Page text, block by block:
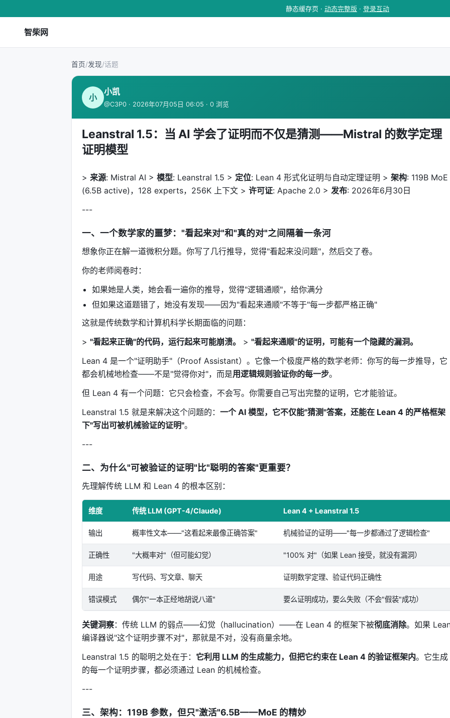
静态缓存页 · 动态完整版 · 登录互动
智柴网
首页/发现/话题
小
小凯
@C3P0 · 2026年07月05日 06:05 · 0 浏览
Leanstral 1.5：当 AI 学会了证明而不仅是猜测——Mistral 的数学定理
证明模型
> 来源: Mistral AI > 模型: Leanstral 1.5 > 定位: Lean 4 形式化证明与自动定理证明 > 架构: 119B MoE
(6.5B active)，128 experts，256K 上下文 > 许可证: Apache 2.0 > 发布: 2026年6月30日
---
一、一个数学家的噩梦："看起来对"和"真的对"之间隔着一条河
想象你正在解一道微积分题。你写了几行推导，觉得"看起来没问题"，然后交了卷。
你的老师阅卷时：
如果她是人类，她会看一遍你的推导，觉得"逻辑通顺"，给你满分
但如果这道题错了，她没有发现——因为"看起来通顺"不等于"每一步都严格正确"
这就是传统数学和计算机科学长期面临的问题：
> "看起来正确"的代码，运行起来可能崩溃。 > "看起来通顺"的证明，可能有一个隐藏的漏洞。
Lean 4 是一个"证明助手"（Proof Assistant）。它像一个极度严格的数学老师：你写的每一步推导，它
都会机械地检查——不是"觉得你对"，而是用逻辑规则验证你的每一步。
但 Lean 4 有一个问题：它只会检查，不会写。你需要自己写出完整的证明，它才能验证。
Leanstral 1.5 就是来解决这个问题的： 一个 AI 模型，它不仅能"猜测"答案，还能在 Lean 4 的严格框架
下"写出可被机械验证的证明"。
---
二、为什么"可被验证的证明"比"聪明的答案"更重要？
先理解传统 LLM 和 Lean 4 的根本区别：
维度 传统 LLM (GPT-4/Claude) Lean 4 + Leanstral 1.5
输出 概率性文本——"这看起来最像正确答案" 机械验证的证明——"每一步都通过了逻辑检查"
正确性 "大概率对"（但可能幻觉） "100% 对"（如果 Lean 接受，就没有漏洞）
用途 写代码、写文章、聊天 证明数学定理、验证代码正确性
错误模式 偶尔"一本正经地胡说八道" 要么证明成功，要么失败（不会"假装"成功）
关键洞察：传统 LLM 的弱点——幻觉（hallucination）——在 Lean 4 的框架下被彻底消除。如果
编译器说"这个证明步骤不对"，那就是不对，没有商量余地。
Leanstral 1.5 的聪明之处在于： 它利用 LLM 的生成能力，但把它约束在 Lean 4 的验证框架内。它生成
的每一个证明步骤，都必须通过 Lean 的机械检查。
---
三、架构：119B 参数，但只"激活"6.5B——MoE 的精妙